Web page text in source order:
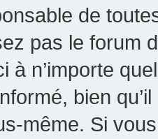
de
pas le forum
à n’importe
bien
même. Si